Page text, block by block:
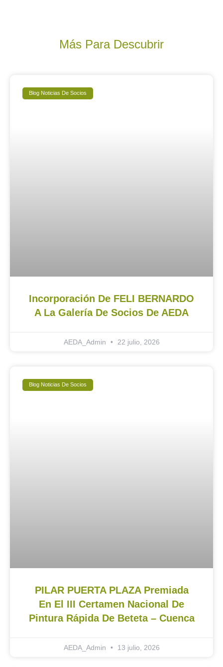
Más Para Descubrir
Blog Noticias De Socios
Incorporación De FELI BERNARDO
A La Galería De Socios De AEDA
AEDA_Admin 22 julio, 2026
Blog Noticias De Socios
PILAR PUERTA PLAZA Premiada
En El III Certamen Nacional De
Pintura Rápida De Beteta – Cuenca
AEDA_Admin 13 julio, 2026